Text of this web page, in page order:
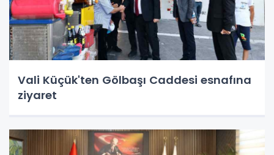
Vali Küçük'ten Gölbaşı Caddesi esnafına
ziyaret